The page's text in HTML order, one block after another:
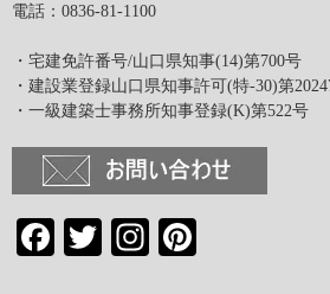
電話：0836-81-1100
・宅建免許番号/山口県知事(14)第700号
・建設業登録山口県知事許可(特-30)第
・一級建築士事務所知事登録(K)第522号
FacebookTwitter Instagram